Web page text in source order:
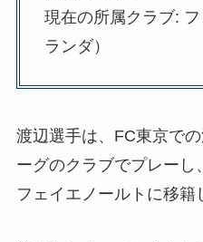
現在の所属クラブ:
ランダ）
渡辺選手は、FC東京で
ーグのクラブでプレー
フェイエノールトに移籍